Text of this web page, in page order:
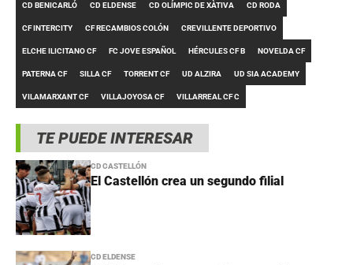
TE PUEDE INTERESAR
CD CASTELLÓN
El Castellón crea un segundo filial
CD ELDENSE
CD BENICARLÓ CD ELDENSE CD OLÍMPIC DE XÀTIVA CD RODA
CF INTERCITY CF RECAMBIOS COLÓN CREVILLENTE DEPORTIVO
ELCHE ILICITANO CF FC JOVE ESPAÑOL HÉRCULES CF B NOVELDA CF
PATERNA CF SILLA CF TORRENT CF UD ALZIRA UD SIA ACADEMY
VILAMARXANT CF VILLAJOYOSA CF VILLARREAL CF C